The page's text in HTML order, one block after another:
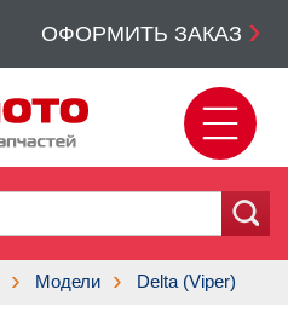
ОФОРМИТЬ ЗАКАЗ
Модели Delta (Viper)